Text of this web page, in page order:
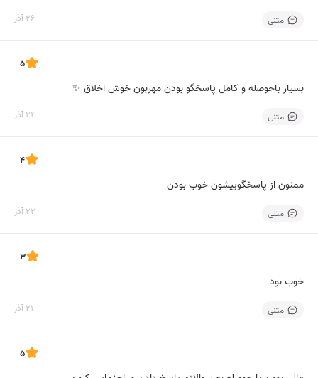
متنی 26 آذر
5
بسیار باحوصله و کامل پاسخگو بودن مهربون خوش اخلاق ✨
متنی 24 آذر
4
ممنون از پاسخگوییشون خوب بودن
متنی 22 آذر
3
خوب بود
متنی 21 آذر
5